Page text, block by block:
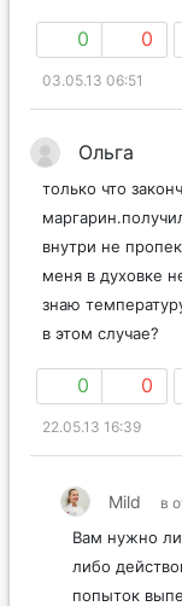
0 0
03.05.13 06:51
Ольга
только что
внутри не
меня в духовке
знаю
в этом случае?
0 0
22.05.13 16:39
Mild в
Вам нужно
либо
попыток